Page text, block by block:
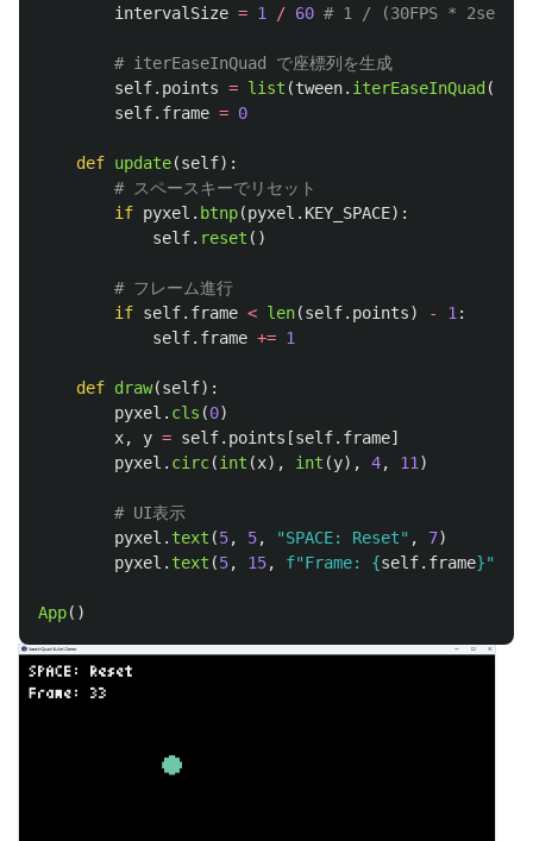
intervalSize = 1 / 60
self. points = list (tween. iterEaseInQuad (
self. frame = 0
def update(self):
if pyxel . btnp(pyxel . KEY_SPACE):
self. reset ()
if self. frame < len(self. points) - 1:
self. frame += 1
def draw(self):
pyxel . cls (0)
x, y = self. points [self. frame]
pyxel . circ(int (x), int (y), 4, 11)
pyxel . text (5, 5, "SPACE: Reset" , 7)
pyxel . text (5, 15, f"Frame: {self. frame}"
App()